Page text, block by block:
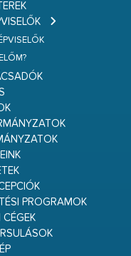
PROGRAMOK